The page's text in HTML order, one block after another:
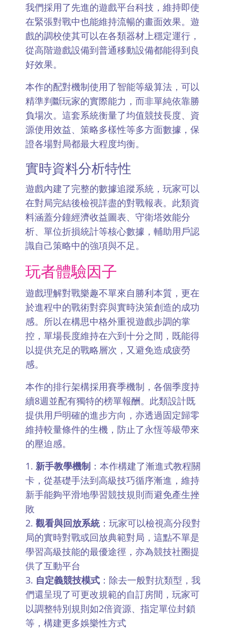
我們採用了先進的遊戲平台科技，維持即使
在緊張對戰中也能維持流暢的畫面效果。遊
戲的調校使其可以在各類器材上穩定運行，
從高階遊戲設備到普通移動設備都能得到良
好效果。
本作的配對機制使用了智能等級算法，可以
精準判斷玩家的實際能力，而非單純依靠勝
負場次。這套系統衡量了均值競技長度、資
源使用效益、策略多樣性等多方面數據，保
證各場對局都最大程度均衡。
實時資料分析特性
遊戲內建了完整的數據追蹤系統，玩家可以
在對局完結後檢視詳盡的對戰報表。此類資
料涵蓋分鐘經濟收益圖表、守衛塔效能分
析、單位折損統計等核心數據，輔助用戶認
識自己策略中的強項與不足。
玩者體驗因子
遊戲理解對戰樂趣不單來自勝利本質，更在
於進程中的戰術對弈與實時決策創造的成功
感。所以在構思中格外重視遊戲步調的掌
控，單場長度維持在六到十分之間，既能得
以提供充足的戰略層次，又避免造成疲勞
感。
本作的排行架構採用賽季機制，各個季度持
續8週並配有獨特的榜單報酬。此類設計既
提供用戶明確的進步方向，亦透過固定歸零
維持較量條件的生機，防止了永恆等級帶來
的壓迫感。
新手教學機制 ：本作構建了漸進式教程關
卡，從基礎手法到高級技巧循序漸進，維持
新手能夠平滑地學習競技規則而避免產生挫
敗
觀看與回放系統：玩家可以檢視高分段對
局的實時對戰或回放典範對局，這點不單是
學習高級技能的最優途徑，亦為競技社圈提
供了互動平台
自定義競技模式 ：除去一般對抗類型，我
們還呈現了可更改規範的自訂房間，玩家可
以調整特別規則如2倍資源、指定單位封鎖
等，構建更多娛樂性方式